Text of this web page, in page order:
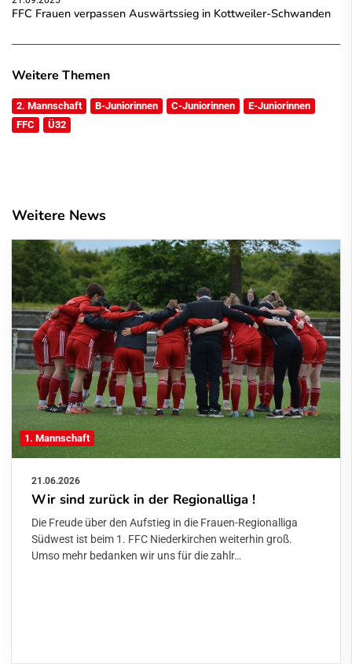
FFC Frauen verpassen Auswärtssieg in Kottweiler-Schwanden
Weitere Themen
2. Mannschaft B-Juniorinnen C-Juniorinnen
E-Juniorinnen
FFC
Ü32
Weitere News
1. Mannschaft
21.06.2026
Wir sind zurück in der Regionalliga !
Die Freude über den Aufstieg in die Frauen-Regionalliga
Südwest ist beim 1. FFC Niederkirchen weiterhin groß.
Umso mehr bedanken wir uns für die zahlr…